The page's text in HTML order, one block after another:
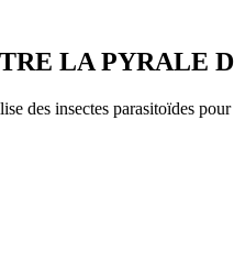
LA PYRALE
des insectes parasitoïdes